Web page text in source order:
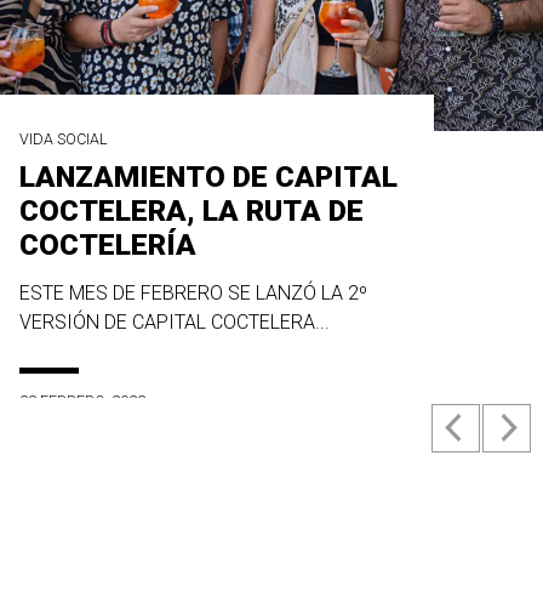
VIDA SOCIAL
LANZAMIENTO DE CAPITAL
COCTELERA, LA RUTA DE
COCTELERÍA
ESTE MES DE FEBRERO SE LANZÓ LA 2º
VERSIÓN DE CAPITAL COCTELERA...
23 FEBRERO, 2022